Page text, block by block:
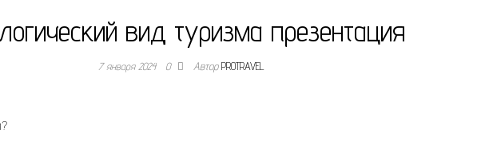
вид туризма презентация
7 января 2024 0 АвторPROTRAVEL